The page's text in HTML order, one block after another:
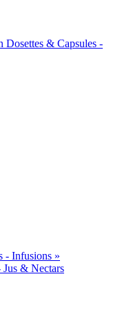
Dosettes & Capsules -
- Infusions »
Jus & Nectars